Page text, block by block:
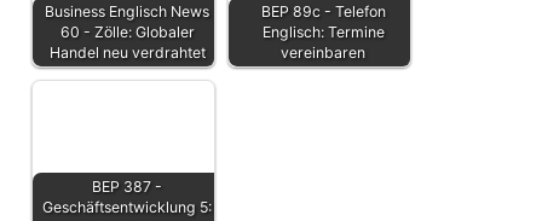
Business Englisch News
60 - Zölle: Globaler
Handel neu verdrahtet
BEP 89c - Telefon
Englisch: Termine
vereinbaren
BEP 387 -
Geschäftsentwicklung 5: